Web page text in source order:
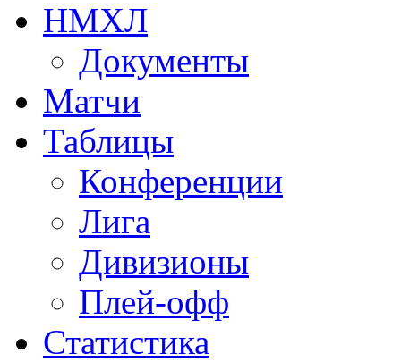
НМХЛ
Документы
Матчи
Таблицы
Конференции
Лига
Дивизионы
Плей-офф
Статистика